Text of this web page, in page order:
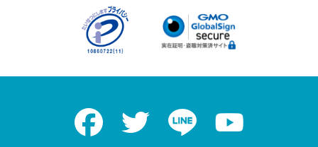
Facebook Twitter LINE